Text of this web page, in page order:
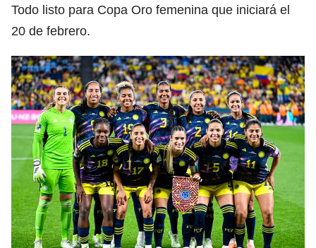
Todo listo para Copa Oro femenina que iniciará el
20 de febrero.